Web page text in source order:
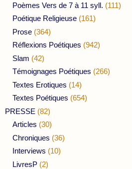
Poèmes Vers de 7 à 11 syll. (111)
Poétique Religieuse (161)
Prose (364)
Réflexions Poétiques (942)
Slam (42)
Témoignages Poétiques (266)
Textes Erotiques (14)
Textes Poétiques (654)
PRESSE (82)
Articles (30)
Chroniques (36)
Interviews (10)
LivresP (2)